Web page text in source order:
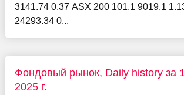
3141.74 0.37 ASX 200 101.1 9019.1
24293.34 0...
Фондовый рынок, Daily history за
2025 г.